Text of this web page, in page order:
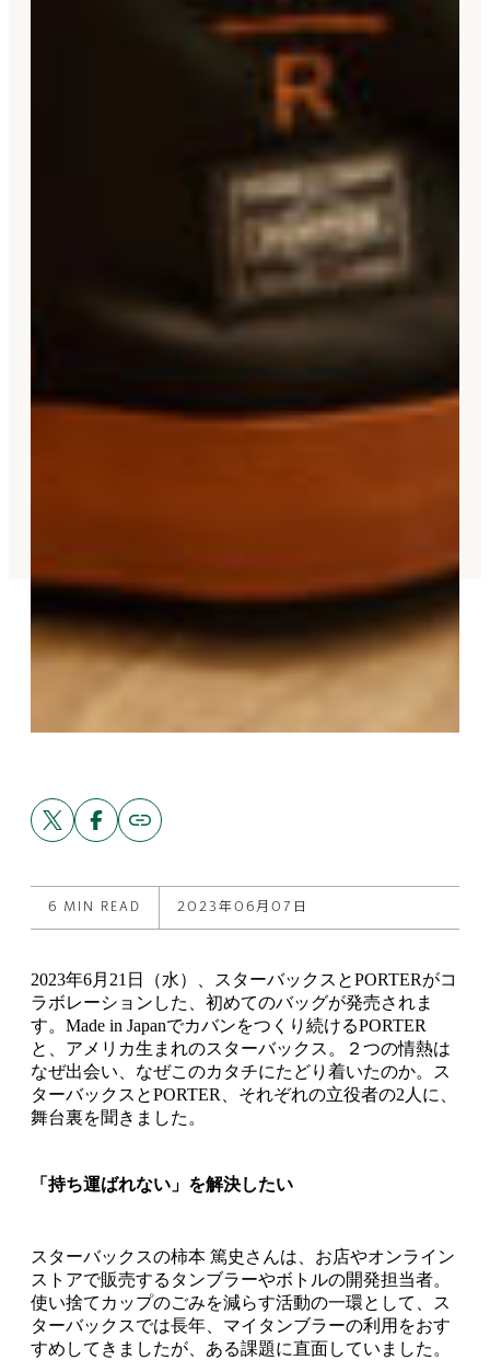
Share
this
post
X
Share
this
post
Facebook
Copy
link
to
6 MIN READ 2023年06月07日
2023年6月21日（水）、スターバックスとPORTERがコ
ラボレーションした、初めてのバッグが発売されま
す。Made in Japanでカバンをつくり続けるPORTER
と、アメリカ生まれのスターバックス。２つの情熱は
なぜ出会い、なぜこのカタチにたどり着いたのか。ス
ターバックスとPORTER、それぞれの立役者の2人に、
舞台裏を聞きました。
「持ち運ばれない」を解決したい
スターバックスの柿本 篤史さんは、お店やオンライン
ストアで販売するタンブラーやボトルの開発担当者。
使い捨てカップのごみを減らす活動の一環として、ス
ターバックスでは長年、マイタンブラーの利用をおす
すめしてきましたが、ある課題に直面していました。